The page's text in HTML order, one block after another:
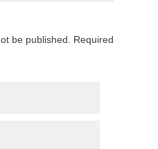
be published. Required